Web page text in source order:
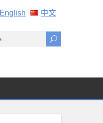
English 中文